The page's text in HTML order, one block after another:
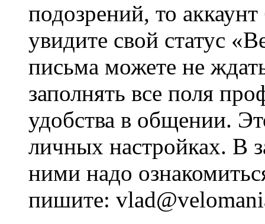
подозрений, то
увидите свой статус
письма можете не
заполнять все поля
удобства в общении.
личных настройках. В
ними надо
пишите: